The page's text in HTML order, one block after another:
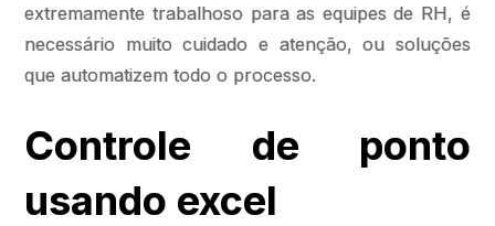
extremamente trabalhoso para as equipes de RH, é
necessário muito cuidado e atenção, ou soluções
que automatizem todo o processo.
Controle de ponto
usando excel